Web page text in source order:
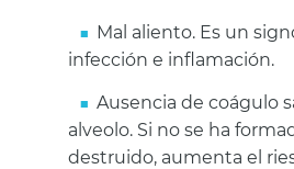
Mal aliento. Es un
infección e inflamación.
Ausencia de coágulo
alveolo. Si no se ha
destruido, aumenta el